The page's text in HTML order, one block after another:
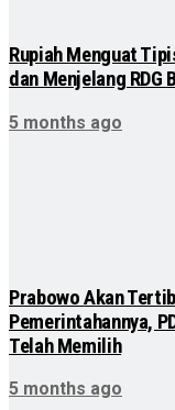
Rupiah Menguat
dan Menjelang RDG
5 months ago
Prabowo Akan
Pemerintahannya,
Telah Memilih
5 months ago